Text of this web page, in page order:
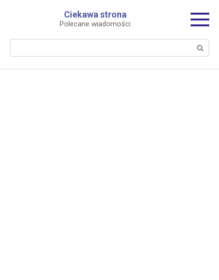
Ciekawa strona
Polecane wiadomości